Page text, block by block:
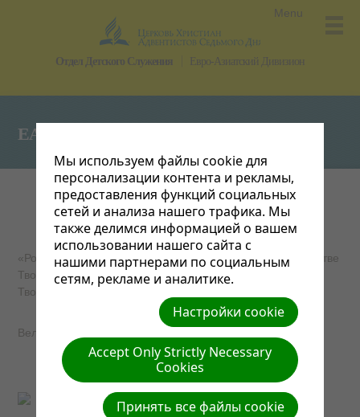
Отдел Детского Служения Евро-Азиатский Дивизион
Menu
ЕАД
«Род роду будет восхвалять дела и возвещать о могуществе
Твоем. А я буду размышлять о великой славе величия
Твоего и о дивных делах Твоих» Псалтирь 144, 4 – 5.
Величие дивных дел Господа явлено в служении детям.
Мы используем файлы cookie для
персонализации контента и рекламы,
предоставления функций социальных
сетей и анализа нашего трафика. Мы
также делимся информацией о вашем
использовании нашего сайта с
нашими партнерами по социальным
сетям, рекламе и аналитике.
Настройки cookie
Accept Only Strictly Necessary
Cookies
Принять все файлы cookie